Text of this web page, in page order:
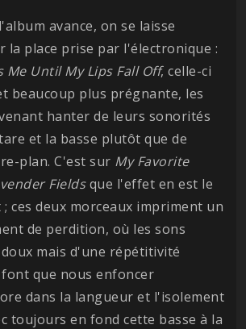
avance, on se laisse
la place prise par l'électronique :
Me Until My Lips Fall Off, celle-ci
beaucoup plus prégnante, les
hanter de leurs sonorités
et la basse plutôt que de
plan. C'est sur My Favorite
Fieldsque l'effet en est le
ces deux morceaux impriment un
de perdition, où les sons
mais d'une répétitivité
que nous enfoncer
dans la langueur et l'isolement
toujours en fond cette basse à la